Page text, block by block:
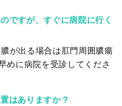
ですが、すぐに病院に行く
が出る場合は肛門周囲膿瘍
めに病院を受診してくださ
はありますか？